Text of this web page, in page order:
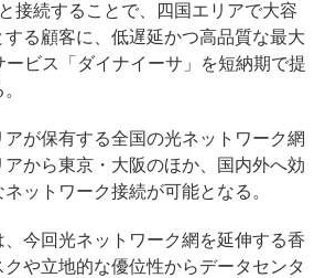
接続することで、四国エリアで大容
る顧客に、低遅延かつ高品質な最大
ービス「ダイナイーサ」を短納期で提
が保有する全国の光ネットワーク網
アから東京・大阪のほか、国内外へ効
ットワーク接続が可能となる。
今回光ネットワーク網を延伸する香
クや立地的な優位性からデータセンタ